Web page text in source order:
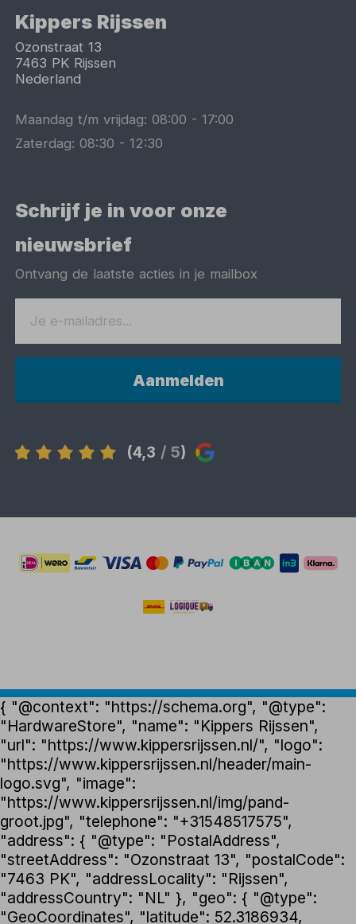
Kippers Rijssen
Ozonstraat 13
7463 PK Rijssen
Nederland
Maandag t/m vrijdag:08:00 -17:00
Zaterdag:08:30 -12:30
Schrijf je in voor onze
nieuwsbrief
Ontvang de laatste acties in je mailbox
Aanmelden
(4,3 / 5)
{ "@context": "https://schema.org", "@type":
"HardwareStore", "name": "Kippers Rijssen",
"url": "https://www.kippersrijssen.nl/", "logo":
"https://www.kippersrijssen.nl/header/main-
logo.svg", "image":
"https://www.kippersrijssen.nl/img/pand-
groot.jpg", "telephone": "+31548517575",
"address": { "@type": "PostalAddress",
"streetAddress": "Ozonstraat 13", "postalCode":
"7463 PK", "addressLocality": "Rijssen",
"addressCountry": "NL" }, "geo": { "@type":
"GeoCoordinates", "latitude": 52.3186934,